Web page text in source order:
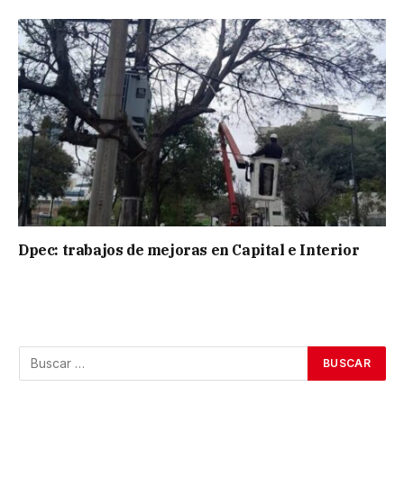
Dpec: trabajos de mejoras en Capital e Interior